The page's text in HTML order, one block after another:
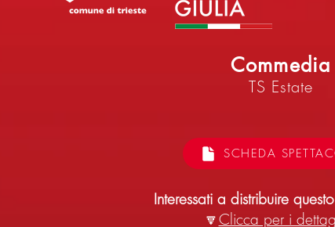
Commedia
TS Estate
SCHEDA
Interessati a distribuire
🔽Clicca per i